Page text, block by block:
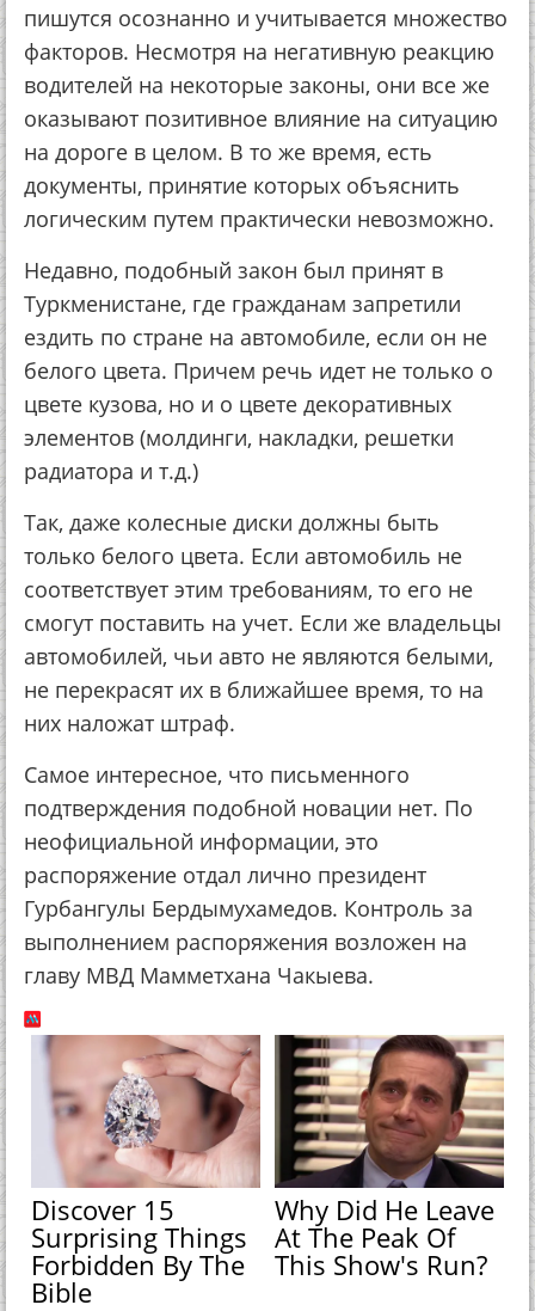
пишутся осознанно и учитывается множество
факторов. Несмотря на негативную реакцию
водителей на некоторые законы, они все же
оказывают позитивное влияние на ситуацию
на дороге в целом. В то же время, есть
документы, принятие которых объяснить
логическим путем практически невозможно.
Недавно, подобный закон был принят в
Туркменистане, где гражданам запретили
ездить по стране на автомобиле, если он не
белого цвета. Причем речь идет не только о
цвете кузова, но и о цвете декоративных
элементов (молдинги, накладки, решетки
радиатора и т.д.)
Так, даже колесные диски должны быть
только белого цвета. Если автомобиль не
соответствует этим требованиям, то его не
смогут поставить на учет. Если же владельцы
автомобилей, чьи авто не являются белыми,
не перекрасят их в ближайшее время, то на
них наложат штраф.
Самое интересное, что письменного
подтверждения подобной новации нет. По
неофициальной информации, это
распоряжение отдал лично президент
Гурбангулы Бердымухамедов. Контроль за
выполнением распоряжения возложен на
главу МВД Мамметхана Чакыева.
Discover 15
Surprising Things
Forbidden By The
Bible
Why Did He Leave
At The Peak Of
This Show's Run?